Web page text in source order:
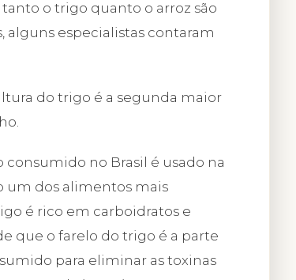
o trigo quanto o arroz são
alguns especialistas contaram
do trigo é a segunda maior
consumido no Brasil é usado na
um dos alimentos mais
é rico em carboidratos e
que o farelo do trigo é a parte
para eliminar as toxinas